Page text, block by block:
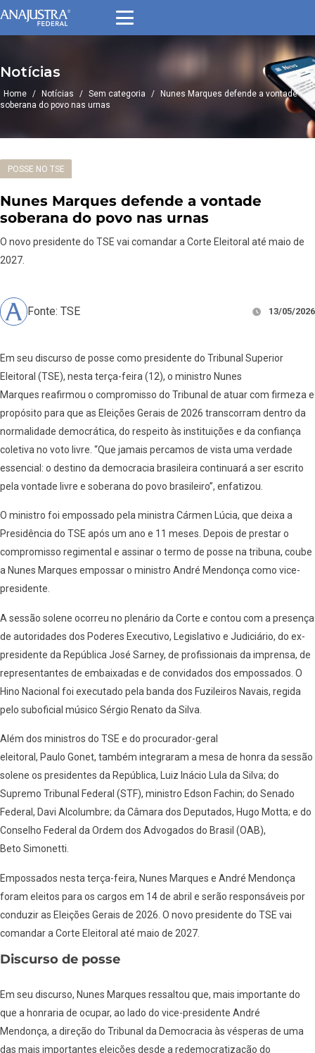
Notícias
Home / Notícias / Sem categoria /
Nunes Marques defende a vontade
soberana do povo nas urnas
POSSE NO TSE
Nunes Marques defende a vontade
soberana do povo nas urnas
O novo presidente do TSE vai comandar a Corte Eleitoral até maio de
2027.
Fonte: TSE 13/05/2026
Em seu discurso de posse como presidente do Tribunal Superior
Eleitoral (TSE), nesta terça-feira (12), o ministro Nunes
Marques reafirmou o compromisso do Tribunal de atuar com firmeza e
propósito para que as Eleições Gerais de 2026 transcorram dentro da
normalidade democrática, do respeito às instituições e da confiança
coletiva no voto livre. “Que jamais percamos de vista uma verdade
essencial: o destino da democracia brasileira continuará a ser escrito
pela vontade livre e soberana do povo brasileiro”, enfatizou.
O ministro foi empossado pela ministra Cármen Lúcia, que deixa a
Presidência do TSE após um ano e 11 meses. Depois de prestar o
compromisso regimental e assinar o termo de posse na tribuna, coube
a Nunes Marques empossar o ministro André Mendonça como vice-
presidente.
A sessão solene ocorreu no plenário da Corte e contou com a presença
de autoridades dos Poderes Executivo, Legislativo e Judiciário, do ex-
presidente da República José Sarney, de profissionais da imprensa, de
representantes de embaixadas e de convidados dos empossados. O
Hino Nacional foi executado pela banda dos Fuzileiros Navais, regida
pelo suboficial músico Sérgio Renato da Silva.
Além dos ministros do TSE e do procurador-geral
eleitoral, Paulo Gonet, também integraram a mesa de honra da sessão
solene os presidentes da República, Luiz Inácio Lula da Silva; do
Supremo Tribunal Federal (STF), ministro Edson Fachin; do Senado
Federal, Davi Alcolumbre; da Câmara dos Deputados, Hugo Motta; e do
Conselho Federal da Ordem dos Advogados do Brasil (OAB),
Beto Simonetti.
Empossados nesta terça-feira, Nunes Marques e André Mendonça
foram eleitos para os cargos em 14 de abril e serão responsáveis por
conduzir as Eleições Gerais de 2026. O novo presidente do TSE vai
comandar a Corte Eleitoral até maio de 2027.
Discurso de posse
Em seu discurso, Nunes Marques ressaltou que, mais importante do
que a honraria de ocupar, ao lado do vice-presidente André
Mendonça, a direção do Tribunal da Democracia às vésperas de uma
das mais importantes eleições desde a redemocratização do